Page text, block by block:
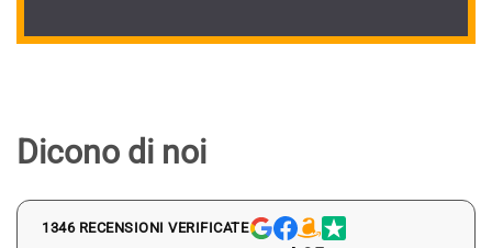
Dicono di noi
1346 RECENSIONI VERIFICATE